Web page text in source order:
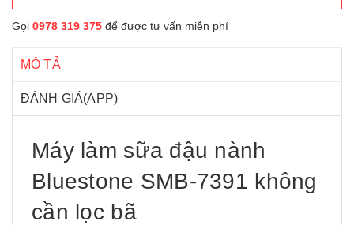
Gọi 0978 319 375 để được tư vấn miễn phí
MÔ TẢ
ĐÁNH GIÁ(APP)
Máy làm sữa đậu nành
Bluestone SMB-7391 không
cần lọc bã